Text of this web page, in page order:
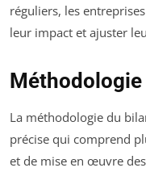
réguliers, les
leur impact et ajuster
La méthodologie du
précise qui comprend
et de mise en œuvre